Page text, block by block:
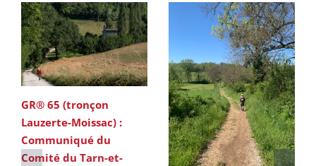
GR® 65 (tronçon
Lauzerte-Moissac) :
Communiqué du
Comité du Tarn-et-